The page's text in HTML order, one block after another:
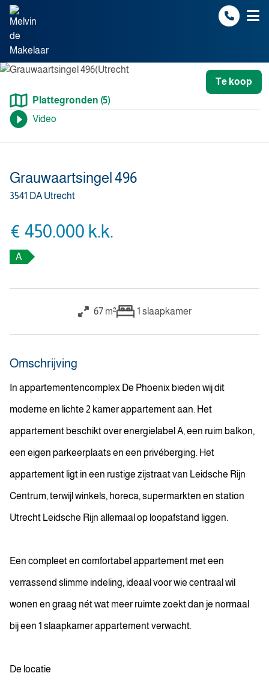
Spring naar inhoud
Te koop
Plattegronden (5)
Video
Grauwaartsingel 496
3541 DA Utrecht
€ 450.000 k.k.
A
67 m² 1 slaapkamer
Omschrijving
In appartementencomplex De Phoenix bieden wij dit
moderne en lichte 2 kamer appartement aan. Het
appartement beschikt over energielabel A, een ruim balkon,
een eigen parkeerplaats en een privéberging. Het
appartement ligt in een rustige zijstraat van Leidsche Rijn
Centrum, terwijl winkels, horeca, supermarkten en station
Utrecht Leidsche Rijn allemaal op loopafstand liggen.
Een compleet en comfortabel appartement met een
verrassend slimme indeling, ideaal voor wie centraal wil
wonen en graag nét wat meer ruimte zoekt dan je normaal
bij een 1 slaapkamer appartement verwacht.
De locatie